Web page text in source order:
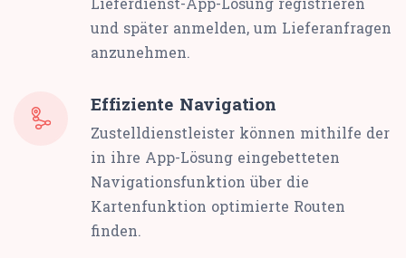
und später anmelden, um Lieferanfragen
anzunehmen.
Effiziente Navigation
Zustelldienstleister können mithilfe der
in ihre App-Lösung eingebetteten
Navigationsfunktion über die
Kartenfunktion optimierte Routen
finden.